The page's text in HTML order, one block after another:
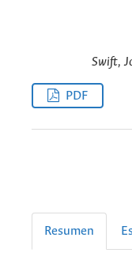
Swift,
PDF
Resumen